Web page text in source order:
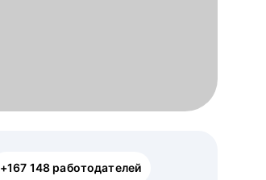
+167 148 работодателей